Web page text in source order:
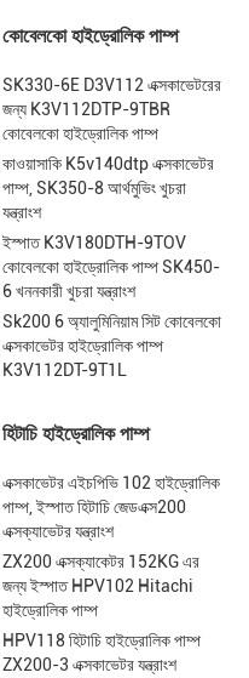
কোবেলকো হাইড্রোলিক পাম্প
SK330-6E D3V112 এক্সকাভেটরের
জন্য K3V112DTP-9TBR
কোবেলকো হাইড্রোলিক পাম্প
কাওয়াসাকি K5v140dtp এক্সকাভেটর
পাম্প, SK350-8 আর্থমুভিং খুচরা
যন্ত্রাংশ
ইস্পাত K3V180DTH-9TOV
কোবেলকো হাইড্রোলিক পাম্প SK450-
6 খননকারী খুচরা যন্ত্রাংশ
Sk200 6 অ্যালুমিনিয়াম সিট কোবেলকো
এক্সকাভেটর হাইড্রোলিক পাম্প
K3V112DT-9T1L
হিটাচি হাইড্রোলিক পাম্প
এক্সকাভেটর এইচপিভি 102 হাইড্রোলিক
পাম্প, ইস্পাত হিটাচি জেডএক্স200
এক্সক্যাভেটর যন্ত্রাংশ
ZX200 এক্সক্যাকেটর 152KG এর
জন্য ইস্পাত HPV102 Hitachi
হাইড্রোলিক পাম্প
HPV118 হিটাচি হাইড্রোলিক পাম্প
ZX200-3 এক্সকাভেটর যন্ত্রাংশ